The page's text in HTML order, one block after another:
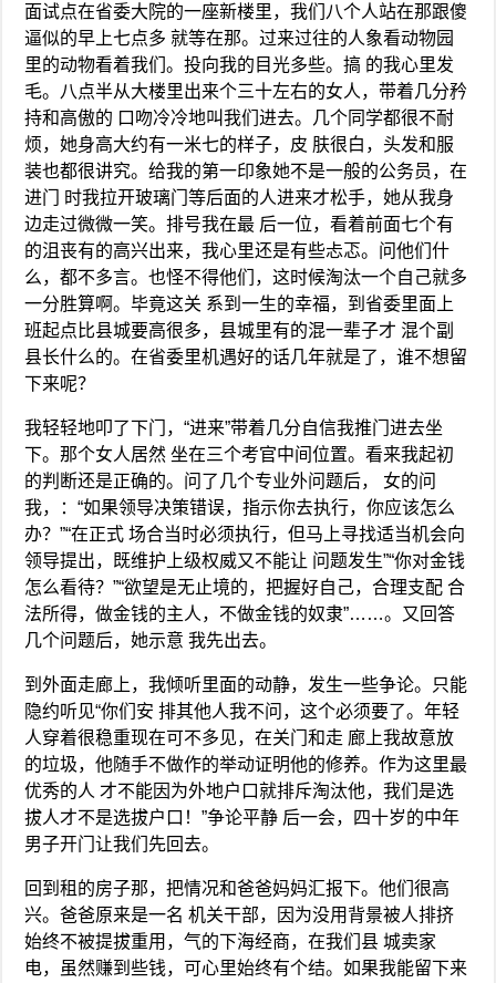
面试点在省委大院的一座新楼里，我们八个人站在那跟傻
逼似的早上七点多 就等在那。过来过往的人象看动物园
里的动物看着我们。投向我的目光多些。搞 的我心里发
毛。八点半从大楼里出来个三十左右的女人，带着几分矜
持和高傲的 口吻冷冷地叫我们进去。几个同学都很不耐
烦，她身高大约有一米七的样子，皮 肤很白，头发和服
装也都很讲究。给我的第一印象她不是一般的公务员，在
进门 时我拉开玻璃门等后面的人进来才松手，她从我身
边走过微微一笑。排号我在最 后一位，看着前面七个有
的沮丧有的高兴出来，我心里还是有些忐忑。问他们什
么，都不多言。也怪不得他们，这时候淘汰一个自己就多
一分胜算啊。毕竟这关 系到一生的幸福，到省委里面上
班起点比县城要高很多，县城里有的混一辈子才 混个副
县长什么的。在省委里机遇好的话几年就是了，谁不想留
下来呢？
我轻轻地叩了下门，“进来”带着几分自信我推门进去坐
下。那个女人居然 坐在三个考官中间位置。看来我起初
的判断还是正确的。问了几个专业外问题后， 女的问
我，：“如果领导决策错误，指示你去执行，你应该怎么
办？”“在正式 场合当时必须执行，但马上寻找适当机会向
领导提出，既维护上级权威又不能让 问题发生”“你对金钱
怎么看待？”“欲望是无止境的，把握好自己，合理支配 合
法所得，做金钱的主人，不做金钱的奴隶”……。又回答
几个问题后，她示意 我先出去。
到外面走廊上，我倾听里面的动静，发生一些争论。只能
隐约听见“你们安 排其他人我不问，这个必须要了。年轻
人穿着很稳重现在可不多见，在关门和走 廊上我故意放
的垃圾，他随手不做作的举动证明他的修养。作为这里最
优秀的人 才不能因为外地户口就排斥淘汰他，我们是选
拔人才不是选拔户口！”争论平静 后一会，四十岁的中年
男子开门让我们先回去。
回到租的房子那，把情况和爸爸妈妈汇报下。他们很高
兴。爸爸原来是一名 机关干部，因为没用背景被人排挤
始终不被提拔重用，气的下海经商，在我们县 城卖家
电，虽然赚到些钱，可心里始终有个结。如果我能留下来